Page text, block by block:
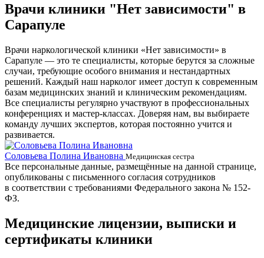
Врачи клиники "Нет зависимости" в
Сарапуле
Врачи наркологической клиники «Нет зависимости» в
Сарапуле — это те специалисты, которые берутся за сложные
случаи, требующие особого внимания и нестандартных
решений. Каждый наш нарколог имеет доступ к современным
базам медицинских знаний и клиническим рекомендациям.
Все специалисты регулярно участвуют в профессиональных
конференциях и мастер-классах. Доверяя нам, вы выбираете
команду лучших экспертов, которая постоянно учится и
развивается.
Соловьева Полина Ивановна Медицинская сестра
Все персональные данные, размещённые на данной странице,
опубликованы с письменного согласия сотрудников
в соответствии с требованиями Федерального закона № 152-
ФЗ.
Медицинские лицензии, выписки и
сертификаты клиники